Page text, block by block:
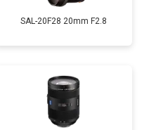
SAL-20F28 20mm F2.8